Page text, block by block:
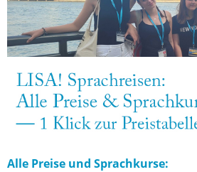
Alle Preise und Sprachkurse: